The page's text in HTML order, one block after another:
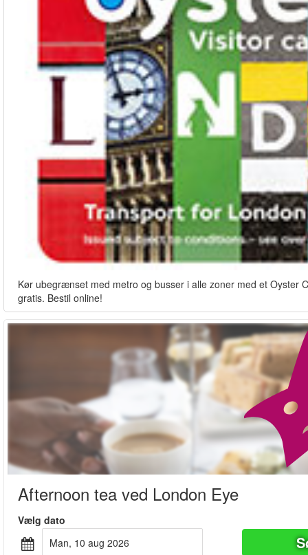
Kør ubegrænset med metro og busser i alle zoner med et Oyster
gratis. Bestil online!
Afternoon tea ved London Eye
Vælg dato
man, 10 aug 2026